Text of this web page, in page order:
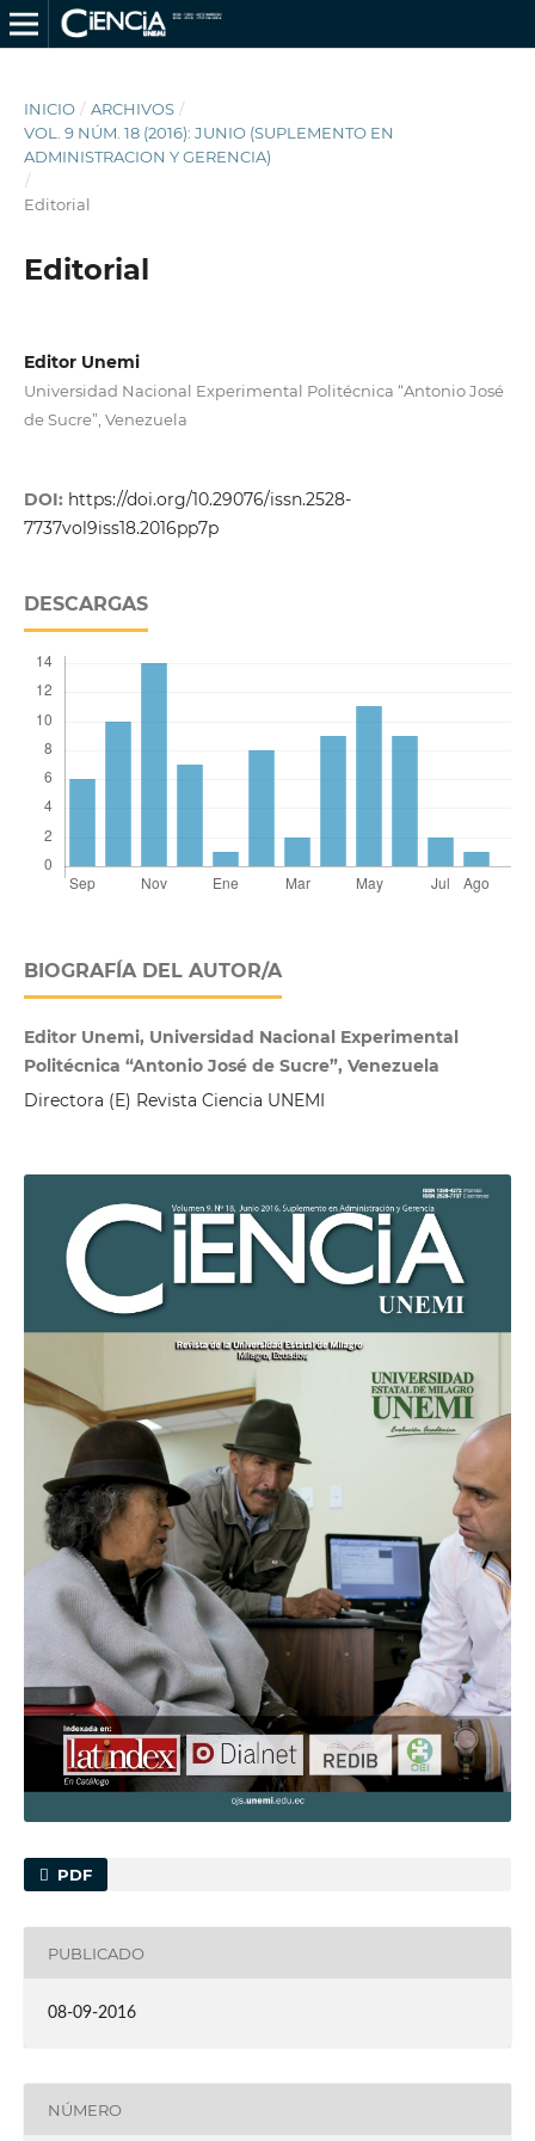
INICIO / ARCHIVOS /
VOL. 9 NÚM. 18 (2016): JUNIO (SUPLEMENTO EN
ADMINISTRACION Y GERENCIA)
/
Editorial
Editorial
Editor Unemi
Universidad Nacional Experimental Politécnica “Antonio José
de Sucre”, Venezuela
DOI: https://doi.org/10.29076/issn.2528-
7737vol9iss18.2016pp7p
DESCARGAS
BIOGRAFÍA DEL AUTOR/A
Editor Unemi, Universidad Nacional Experimental
Politécnica “Antonio José de Sucre”, Venezuela
Directora (E) Revista Ciencia UNEMI
PDF
PUBLICADO
08-09-2016
NÚMERO